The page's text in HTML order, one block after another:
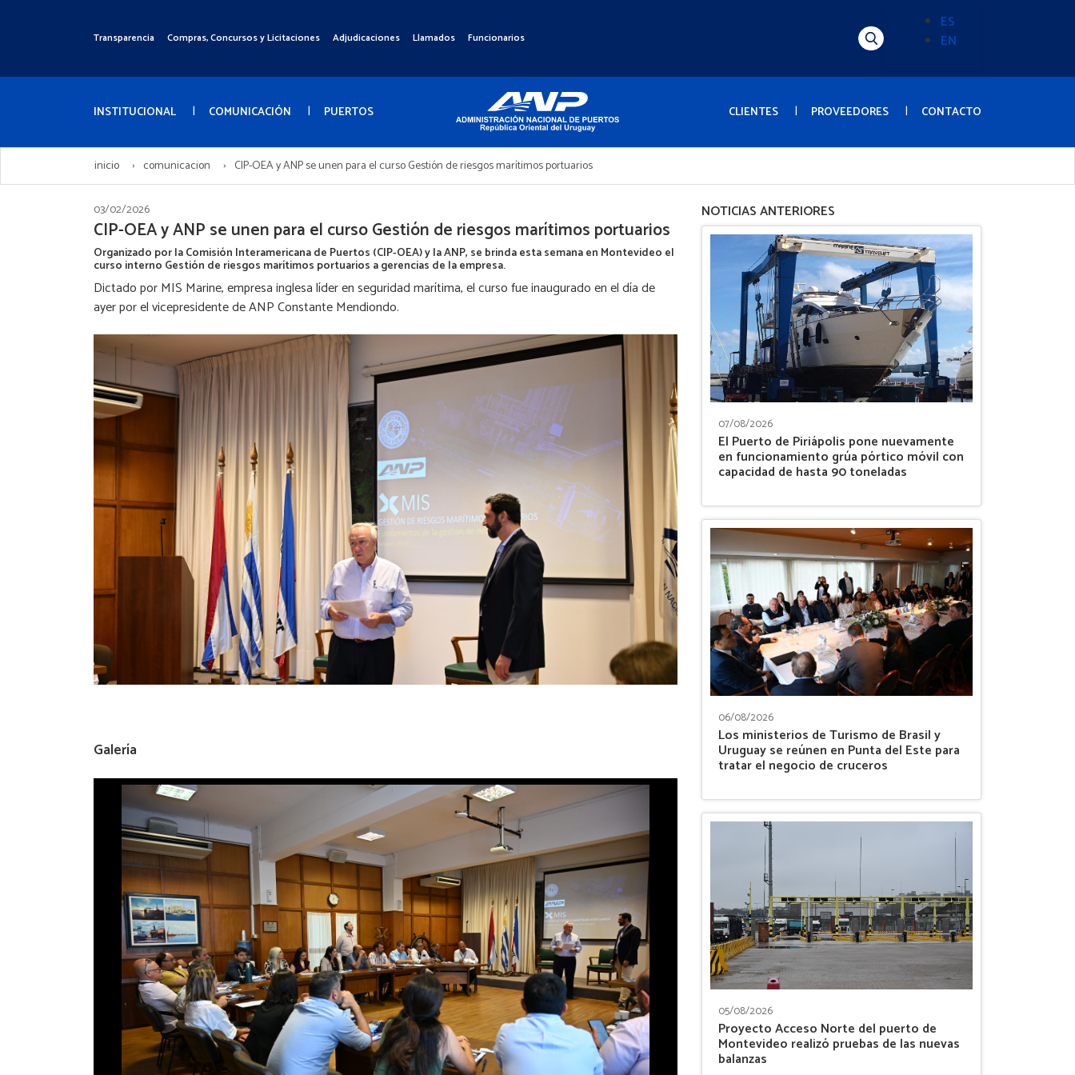
Menú
Transparencia Compras, Concursos y Licitaciones Adjudicaciones Llamados Funcionarios Alternador
(Content)
ES
EN
Menú
INSTITUCIONAL COMUNICACIÓN PUERTOS CLIENTES PROVEEDORES CONTACTO
inicio comunicacion CIP-OEA y ANP se unen para el curso Gestión de riesgos marítimos portuarios
03/02/2026
CIP-OEA y ANP se unen para el curso Gestión de riesgos marítimos portuarios
Organizado por la Comisión Interamericana de Puertos (CIP-OEA) y la ANP, se brinda esta semana en Montevideo el
curso interno Gestión de riesgos marítimos portuarios a gerencias de la empresa.
Dictado por MIS Marine, empresa inglesa líder en seguridad marítima, el curso fue inaugurado en el día de
ayer por el vicepresidente de ANP Constante Mendiondo.
Galería
NOTICIAS ANTERIORES
07/08/2026
El Puerto de Piriápolis pone nuevamente
en funcionamiento grúa pórtico móvil con
capacidad de hasta 90 toneladas
06/08/2026
Los ministerios de Turismo de Brasil y
Uruguay se reúnen en Punta del Este para
tratar el negocio de cruceros
05/08/2026
Proyecto Acceso Norte del puerto de
Montevideo realizó pruebas de las nuevas
balanzas